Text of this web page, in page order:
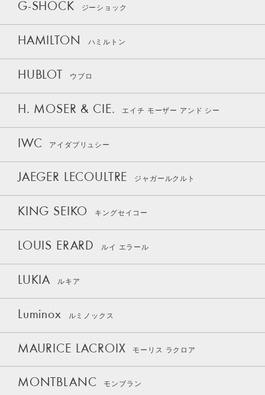
G-SHOCK ジーショック
HAMILTON ハミルトン
HUBLOT ウブロ
H. MOSER & CIE. エイチ モーザー アンド シー
IWC アイダブリュシー
JAEGER LECOULTRE ジャガールクルト
KING SEIKO キングセイコー
LOUIS ERARD ルイ エラール
LUKIA ルキア
Luminox ルミノックス
MAURICE LACROIX モーリス ラクロア
MONTBLANC モンブラン